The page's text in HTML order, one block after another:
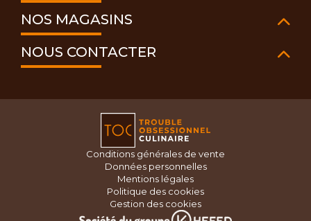
NOS MAGASINS
NOUS CONTACTER
Conditions générales de vente
Données personnelles
Mentions légales
Politique des cookies
Gestion des cookies